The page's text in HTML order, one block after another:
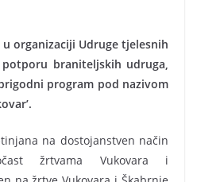
organizaciji Udruge tjelesnih
potporu braniteljskih udruga,
program pod nazivom
na dostojanstven način
žrtvama Vukovara i